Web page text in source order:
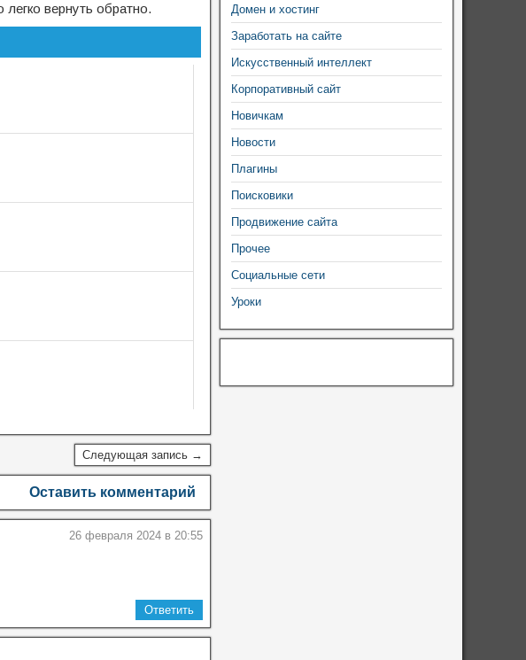
вернуть обратно.
Следующая запись →
Оставить комментарий
26 февраля 2024 в 20:55
Ответить
Домен и хостинг
Заработать на сайте
Искусственный интеллект
Корпоративный сайт
Новичкам
Новости
Плагины
Поисковики
Продвижение сайта
Прочее
Социальные сети
Уроки